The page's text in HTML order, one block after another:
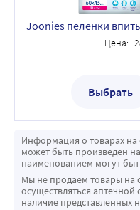
Цена:
Выбрать
Информация о товарах на
может быть произведен
наименованием могут
Мы не продаем товары на
осуществляться
наличие представленных